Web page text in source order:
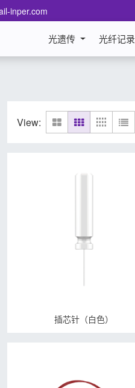
inper.com
光遗传 光纤记录
View:
插芯针（白色）